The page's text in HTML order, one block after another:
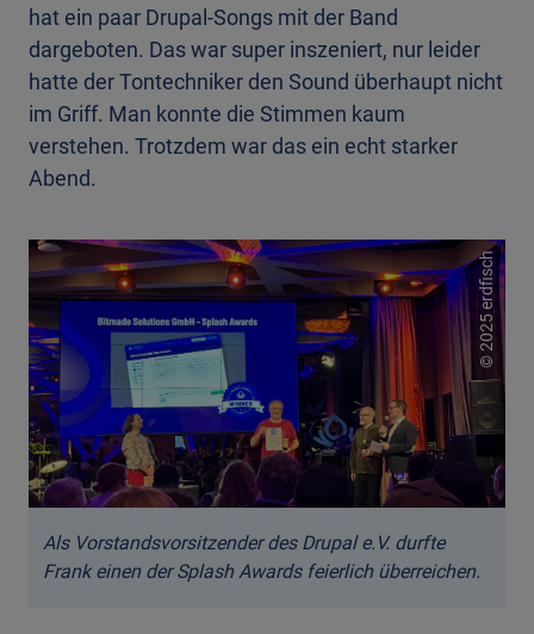
hat ein paar Drupal-Songs mit der Band
dargeboten. Das war super inszeniert, nur leider
hatte der Tontechniker den Sound überhaupt nicht
im Griff. Man konnte die Stimmen kaum
verstehen. Trotzdem war das ein echt starker
Abend.
©
2025 erdfisch
Als Vorstandsvorsitzender des Drupal e.V. durfte
Frank einen der Splash Awards feierlich überreichen.